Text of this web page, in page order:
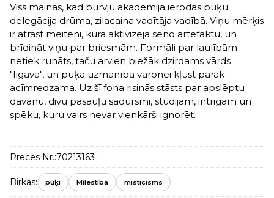
Viss mainās, kad burvju akadēmijā ierodas pūķu
delegācija drūma, zilacaina vadītāja vadībā. Viņu mērķis
ir atrast meiteni, kura aktivizēja seno artefaktu, un
brīdināt viņu par briesmām. Formāli par laulībām
netiek runāts, taču arvien biežāk dzirdams vārds
"līgava", un pūķa uzmanība varonei kļūst pārāk
acīmredzama. Uz šī fona risinās stāsts par apslēptu
dāvanu, divu pasauļu sadursmi, studijām, intrigām un
spēku, kuru vairs nevar vienkārši ignorēt.
Preces Nr.:70213163
Birkas: pūķi Mīlestība misticisms